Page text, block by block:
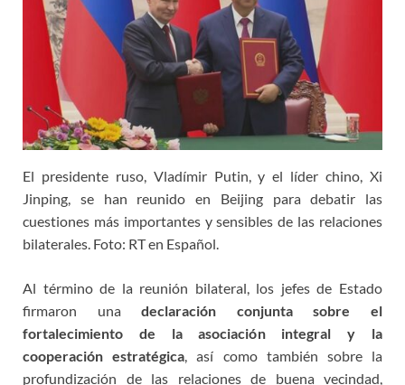
El presidente ruso, Vladímir Putin, y el líder chino, Xi
Jinping, se han reunido en Beijing para debatir las
cuestiones más importantes y sensibles de las relaciones
bilaterales. Foto: RT en Español.
Al término de la reunión bilateral, los jefes de Estado
firmaron unadeclaración conjunta sobre el
fortalecimiento de la asociación integral y la
cooperación estratégica , así como también sobre la
profundización de las relaciones de buena vecindad,